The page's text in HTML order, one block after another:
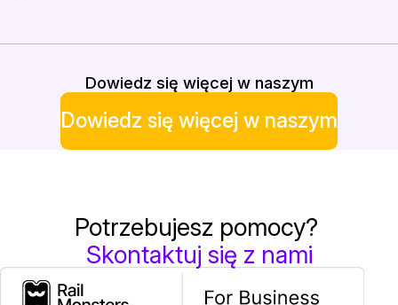
Dowiedz się więcej w naszym
Dowiedz się więcej w naszym
Potrzebujesz pomocy?
Skontaktuj się z nami